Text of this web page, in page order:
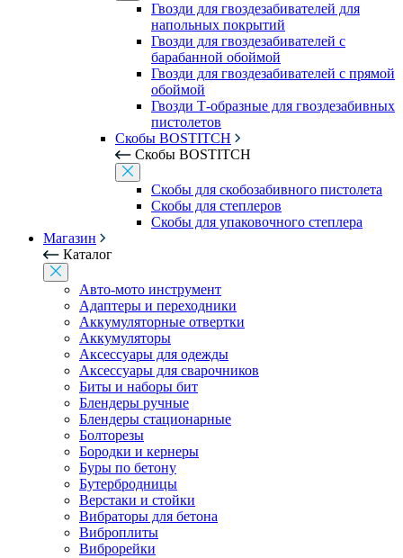
Гвозди для гвоздезабивателей для
напольных покрытий
Гвозди для гвоздезабивателей с
барабанной обоймой
Гвозди для гвоздезабивателей с прямой
обоймой
Гвозди Т-образные для гвоздезабивных
пистолетов
Скобы BOSTITCH
Скобы BOSTITCH
Скобы для скобозабивного пистолета
Скобы для степлеров
Скобы для упаковочного степлера
Магазин
Каталог
Авто-мото инструмент
Адаптеры и переходники
Аккумуляторные отвертки
Аккумуляторы
Аксессуары для одежды
Аксессуары для сварочников
Биты и наборы бит
Блендеры ручные
Блендеры стационарные
Болторезы
Бородки и кернеры
Буры по бетону
Бутербродницы
Верстаки и стойки
Вибраторы для бетона
Виброплиты
Виброрейки